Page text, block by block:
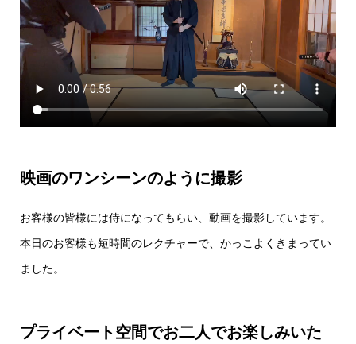
映画のワンシーンのように撮影
お客様の皆様には侍になってもらい、動画を撮影しています。
本日のお客様も短時間のレクチャーで、かっこよくきまってい
ました。
プライベート空間でお二人でお楽しみいた